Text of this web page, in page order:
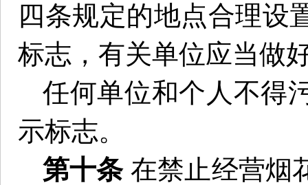
四条规定的地点合理设
标志，有关单位应当做
任何单位和个人不得
示标志。
第十条 在禁止经营烟